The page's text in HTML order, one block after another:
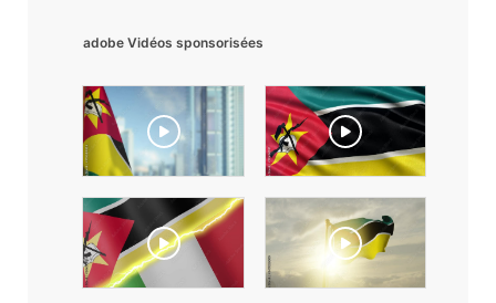
adobe Vidéos sponsorisées